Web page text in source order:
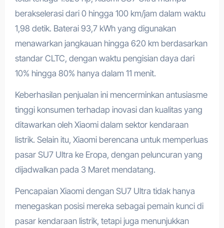
berakselerasi dari 0 hingga 100 km/jam dalam waktu
1,98 detik. Baterai 93,7 kWh yang digunakan
menawarkan jangkauan hingga 620 km berdasarkan
standar CLTC, dengan waktu pengisian daya dari
10% hingga 80% hanya dalam 11 menit.
Keberhasilan penjualan ini mencerminkan antusiasme
tinggi konsumen terhadap inovasi dan kualitas yang
ditawarkan oleh Xiaomi dalam sektor kendaraan
listrik. Selain itu, Xiaomi berencana untuk memperluas
pasar SU7 Ultra ke Eropa, dengan peluncuran yang
dijadwalkan pada 3 Maret mendatang.
Pencapaian Xiaomi dengan SU7 Ultra tidak hanya
menegaskan posisi mereka sebagai pemain kunci di
pasar kendaraan listrik, tetapi juga menunjukkan